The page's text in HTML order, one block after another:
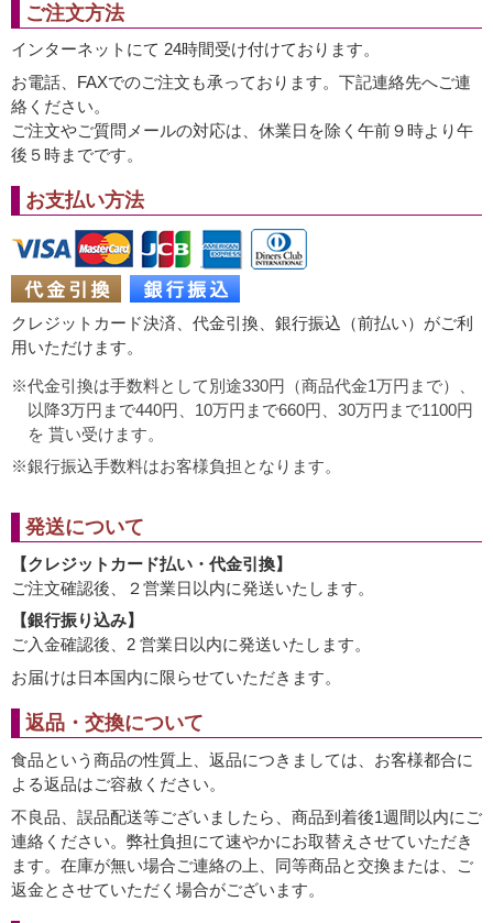
ご注文方法
インターネットにて 24時間受け付けております。
お電話、FAXでのご注文も承っております。下記連絡先へご連
絡ください。
ご注文やご質問メールの対応は、休業日を除く午前９時より午
後５時までです。
お支払い方法
クレジットカード決済、代金引換、銀行振込（前払い）がご利
用いただけます。
代金引換は手数料として別途330円（商品代金1万円まで）、
以降3万円まで440円、10万円まで660円、30万円まで1100円
を 貰い受けます。
銀行振込手数料はお客様負担となります。
発送について
【クレジットカード払い・代金引換】
ご注文確認後、２営業日以内に発送いたします。
【銀行振り込み】
ご入金確認後、2 営業日以内に発送いたします。
お届けは日本国内に限らせていただきます。
返品・交換について
食品という商品の性質上、返品につきましては、お客様都合に
よる返品はご容赦ください。
不良品、誤品配送等ございましたら、商品到着後1週間以内にご
連絡ください。弊社負担にて速やかにお取替えさせていただき
ます。在庫が無い場合ご連絡の上、同等商品と交換または、ご
返金とさせていただく場合がございます。